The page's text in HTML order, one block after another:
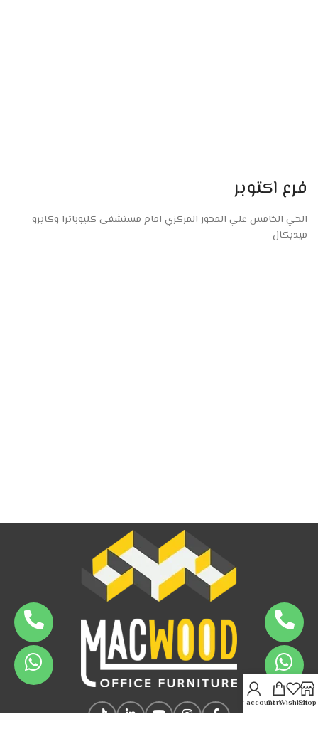
فرع اكتوبر
الحي الخامس علي المحور المركزي امام مستشفى كليوباترا وكايرو
ميديكال
Shop
Wishlist
Cart
My account